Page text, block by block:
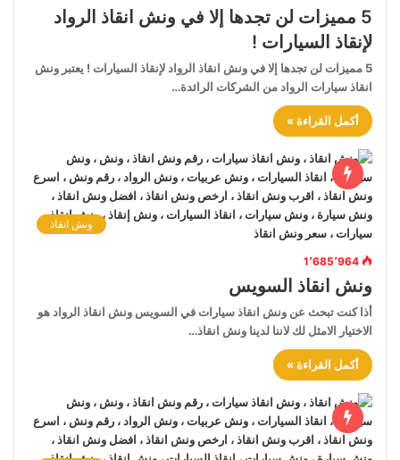
5 مميزات لن تجدها إلا في ونش انقاذ الرواد
لإنقاذ السيارات !
5 مميزات لن تجدها إلا في ونش انقاذ الرواد لإنقاذ السيارات ! يعتبر ونش
انقاذ سيارات الرواد من الشركات الرائدة…
أكمل القراءة »
ونش انقاذ
1٬685٬964
ونش انقاذ السويس
أذا كنت تبحث عن ونش انقاذ سيارات في السويس ونش انقاذ الرواد هو
الاختيار الامثل لك لاننا لدينا ونش انقاذ…
أكمل القراءة »